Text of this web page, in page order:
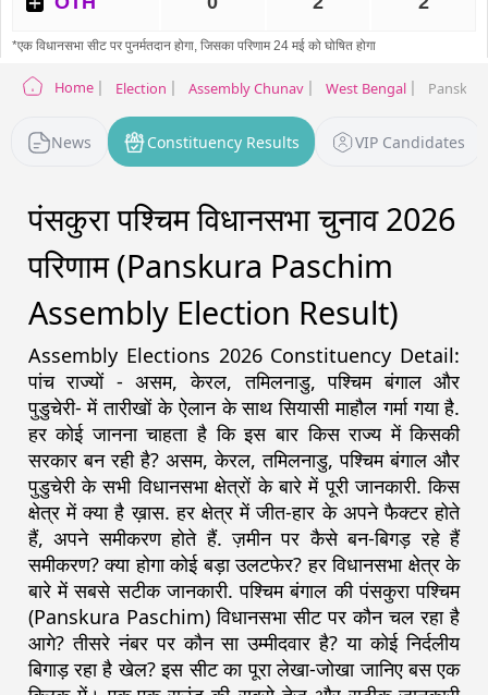
Home Election Assembly Chunav West Bengal
News Constituency Results VIP Candidates
पंसकुरा पश्चिम विधानसभा चुनाव 2026
परिणाम (Panskura Paschim
Assembly Election Result)
Assembly Elections 2026 Constituency Detail:
पांच राज्यों - असम, केरल, तमिलनाडु, पश्चिम बंगाल और
पुडुचेरी- में तारीखों के ऐलान के साथ सियासी माहौल गर्मा गया है.
हर कोई जानना चाहता है कि इस बार किस राज्य में किसकी
सरकार बन रही है? असम, केरल, तमिलनाडु, पश्चिम बंगाल और
पुडुचेरी के सभी विधानसभा क्षेत्रों के बारे में पूरी जानकारी. किस
क्षेत्र में क्या है ख़ास. हर क्षेत्र में जीत-हार के अपने फैक्टर होते
हैं, अपने समीकरण होते हैं. ज़मीन पर कैसे बन-बिगड़ रहे हैं
समीकरण? क्या होगा कोई बड़ा उलटफेर? हर विधानसभा क्षेत्र के
बारे में सबसे सटीक जानकारी. पश्चिम बंगाल की पंसकुरा पश्चिम
(Panskura Paschim) विधानसभा सीट पर कौन चल रहा है
आगे? तीसरे नंबर पर कौन सा उम्मीदवार है? या कोई निर्दलीय
बिगाड़ रहा है खेल? इस सीट का पूरा लेखा-जोखा जानिए बस एक